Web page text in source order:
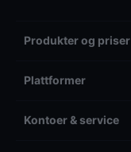
Produkter og priser
Plattformer
Kontoer & service